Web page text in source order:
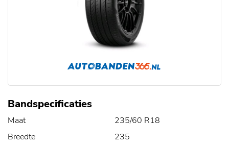
Bandspecificaties
Maat
235/60 R18
Breedte
235